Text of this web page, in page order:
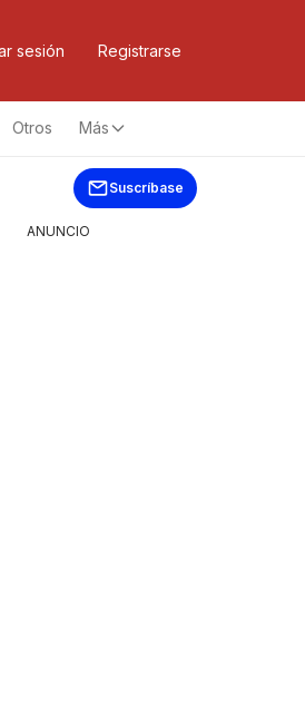
sesión Registrarse
Otros Más
Suscríbase
ANUNCIO